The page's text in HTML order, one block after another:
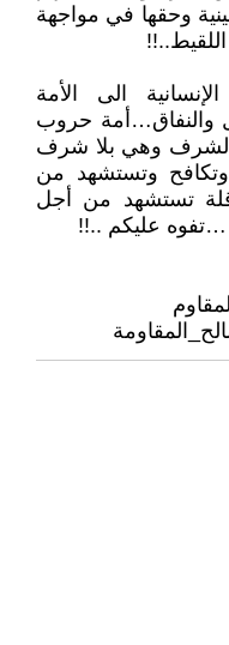
وحقها في مواجهة
الى الأمة
والنفاق…أمة حروب
الشرف وهي بلا شرف
وتكافح وتستشهد من
تستشهد من أجل
…تفوه عليكم ..!!